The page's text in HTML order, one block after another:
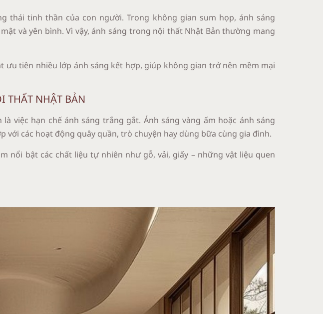
tinh thần của con người. Trong không gian sum họp, ánh sáng
và yên bình. Vì vậy, ánh sáng trong nội thất Nhật Bản thường mang
tiên nhiều lớp ánh sáng kết hợp, giúp không gian trở nên mềm mại
THẤT NHẬT BẢN
việc hạn chế ánh sáng trắng gắt. Ánh sáng vàng ấm hoặc ánh sáng
các hoạt động quây quần, trò chuyện hay dùng bữa cùng gia đình.
nổi bật các chất liệu tự nhiên như gỗ, vải, giấy – những vật liệu quen